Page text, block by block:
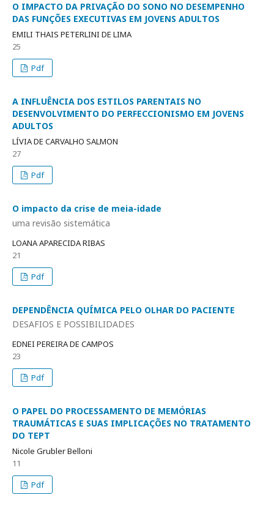
O IMPACTO DA PRIVAÇÃO DO SONO NO DESEMPENHO
DAS FUNÇÕES EXECUTIVAS EM JOVENS ADULTOS
EMILI THAIS PETERLINI DE LIMA
25
Pdf
A INFLUÊNCIA DOS ESTILOS PARENTAIS NO
DESENVOLVIMENTO DO PERFECCIONISMO EM JOVENS
ADULTOS
LÍVIA DE CARVALHO SALMON
27
Pdf
O impacto da crise de meia-idade
uma revisão sistemática
LOANA APARECIDA RIBAS
21
Pdf
DEPENDÊNCIA QUÍMICA PELO OLHAR DO PACIENTE
DESAFIOS E POSSIBILIDADES
EDNEI PEREIRA DE CAMPOS
23
Pdf
O PAPEL DO PROCESSAMENTO DE MEMÓRIAS
TRAUMÁTICAS E SUAS IMPLICAÇÕES NO TRATAMENTO
DO TEPT
Nicole Grubler Belloni
11
Pdf